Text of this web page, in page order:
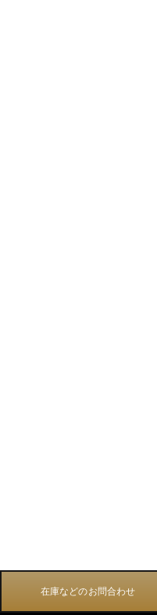
在庫などのお問合わせ